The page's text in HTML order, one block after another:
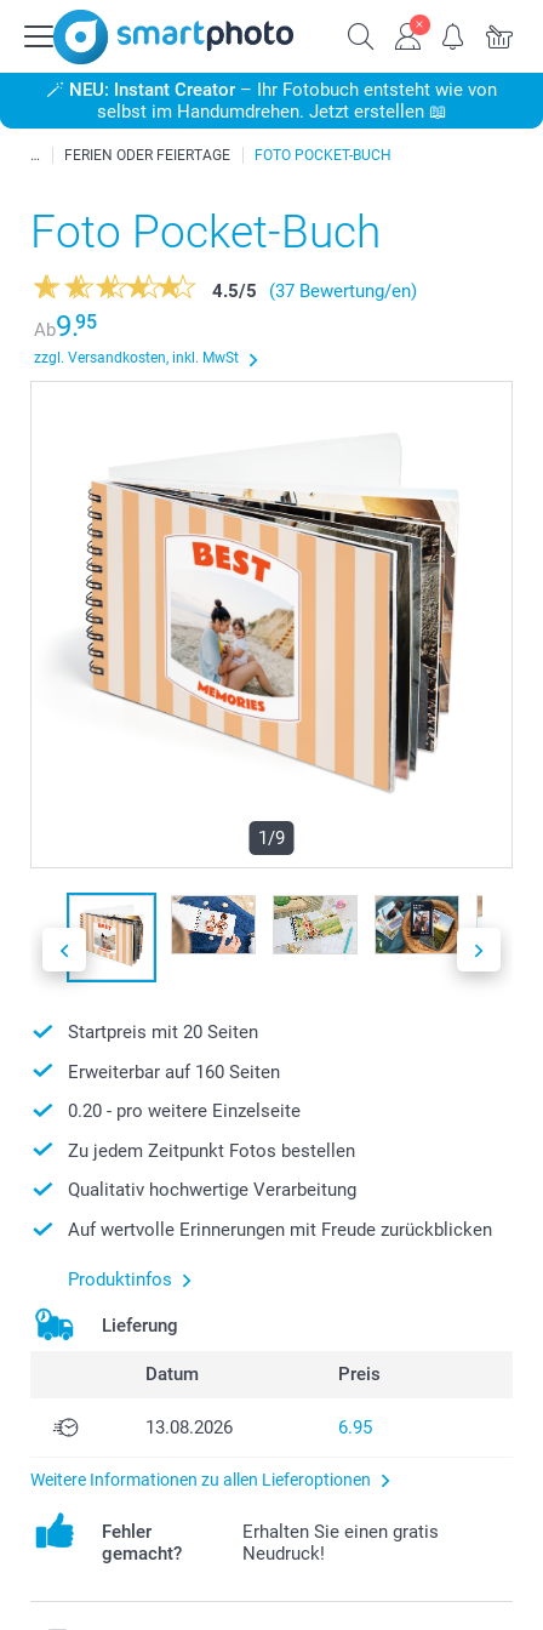
🪄 NEU: Instant Creator – Ihr Fotobuch entsteht wie von
selbst im Handumdrehen. Jetzt erstellen 📖
FERIEN ODER FEIERTAGE FOTO POCKET-BUCH
Foto Pocket-Buch
4.5/5
(37 Bewertung/en)
Ab9.95
zzgl. Versandkosten, inkl. MwSt
1/9
Startpreis mit 20 Seiten
Erweiterbar auf 160 Seiten
0.20 - pro weitere Einzelseite
Zu jedem Zeitpunkt Fotos bestellen
Qualitativ hochwertige Verarbeitung
Auf wertvolle Erinnerungen mit Freude zurückblicken
Produktinfos
Lieferung
Datum Preis
13.08.2026 6.95
Weitere Informationen zu allen Lieferoptionen
Fehler
gemacht?
Erhalten Sie einen gratis
Neudruck!